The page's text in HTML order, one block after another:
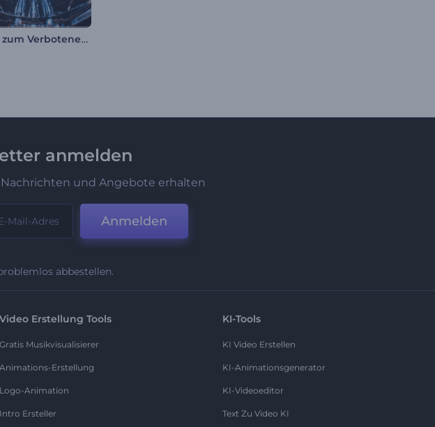
Intro zum Verbotenen Biolabor
anmelden
und Angebote erhalten
Anmelden
abbestellen.
Video Erstellung Tools
Gratis Musikvisualisierer
Animations-Erstellung
Logo-Animation
Intro Ersteller
KI-Tools
KI Video Erstellen
KI-Animationsgenerator
KI-Videoeditor
Text Zu Video KI